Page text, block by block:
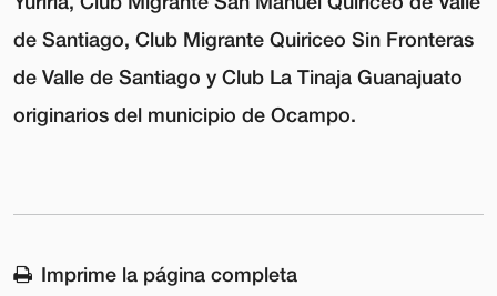
de Santiago, Club Migrante Quiriceo Sin Fronteras
de Valle de Santiago y Club La Tinaja Guanajuato
originarios del municipio de Ocampo.
Imprime la página completa